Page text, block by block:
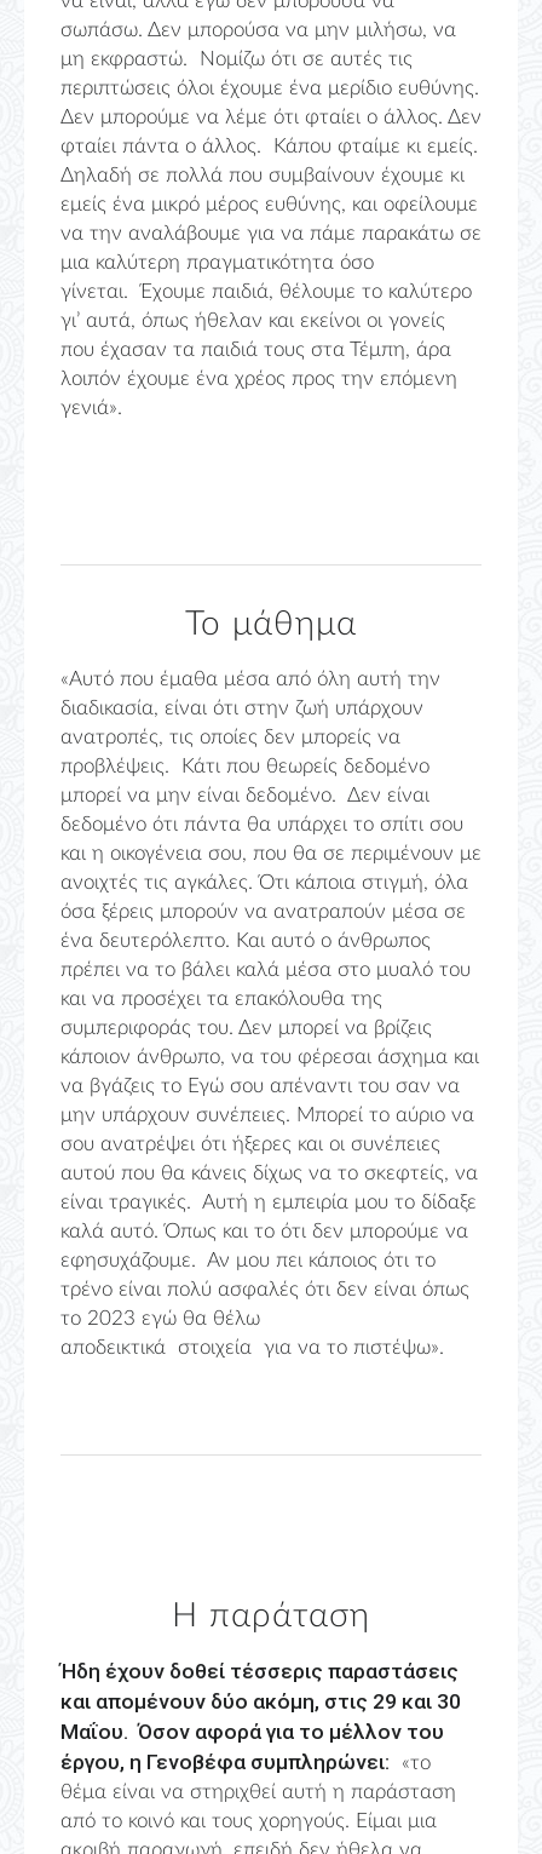
σωπάσω. Δεν μπορούσα να μην μιλήσω, να
μη εκφραστώ. Νομίζω ότι σε αυτές τις
περιπτώσεις όλοι έχουμε ένα μερίδιο ευθύνης.
Δεν μπορούμε να λέμε ότι φταίει ο άλλος. Δεν
φταίει πάντα ο άλλος. Κάπου φταίμε κι εμείς.
Δηλαδή σε πολλά που συμβαίνουν έχουμε κι
εμείς ένα μικρό μέρος ευθύνης, και οφείλουμε
να την αναλάβουμε για να πάμε παρακάτω σε
μια καλύτερη πραγματικότητα όσο
γίνεται. Έχουμε παιδιά, θέλουμε το καλύτερο
γι’ αυτά, όπως ήθελαν και εκείνοι οι γονείς
που έχασαν τα παιδιά τους στα Τέμπη, άρα
λοιπόν έχουμε ένα χρέος προς την επόμενη
γενιά».
Το μάθημα
«Αυτό που έμαθα μέσα από όλη αυτή την
διαδικασία, είναι ότι στην ζωή υπάρχουν
ανατροπές, τις οποίες δεν μπορείς να
προβλέψεις. Κάτι που θεωρείς δεδομένο
μπορεί να μην είναι δεδομένο. Δεν είναι
δεδομένο ότι πάντα θα υπάρχει το σπίτι σου
και η οικογένεια σου, που θα σε περιμένουν με
ανοιχτές τις αγκάλες. Ότι κάποια στιγμή, όλα
όσα ξέρεις μπορούν να ανατραπούν μέσα σε
ένα δευτερόλεπτο. Και αυτό ο άνθρωπος
πρέπει να το βάλει καλά μέσα στο μυαλό του
και να προσέχει τα επακόλουθα της
συμπεριφοράς του. Δεν μπορεί να βρίζεις
κάποιον άνθρωπο, να του φέρεσαι άσχημα και
να βγάζεις το Εγώ σου απέναντι του σαν να
μην υπάρχουν συνέπειες. Μπορεί το αύριο να
σου ανατρέψει ότι ήξερες και οι συνέπειες
αυτού που θα κάνεις δίχως να το σκεφτείς, να
είναι τραγικές. Αυτή η εμπειρία μου το δίδαξε
καλά αυτό. Όπως και το ότι δεν μπορούμε να
εφησυχάζουμε. Αν μου πει κάποιος ότι το
τρένο είναι πολύ ασφαλές ότι δεν είναι όπως
το 2023 εγώ θα θέλω
αποδεικτικά στοιχεία για να το πιστέψω».
Η παράταση
Ήδη έχουν δοθεί τέσσερις παραστάσεις
και απομένουν δύο ακόμη, στις 29 και 30
Μαΐου. Όσον αφορά για το μέλλον του
έργου, η Γενοβέφα συμπληρώνει: «το
θέμα είναι να στηριχθεί αυτή η παράσταση
από το κοινό και τους χορηγούς. Είμαι μια
ακριβή παραγωγή, επειδή δεν ήθελα να